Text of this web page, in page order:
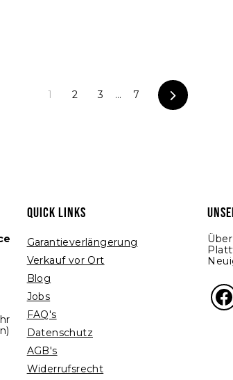
1 2 3 … 7 Vorwärts
QUICK LINKS
Garantieverlängerung
Verkauf vor Ort
Blog
Jobs
FAQ's
Datenschutz
AGB's
Widerrufsrecht